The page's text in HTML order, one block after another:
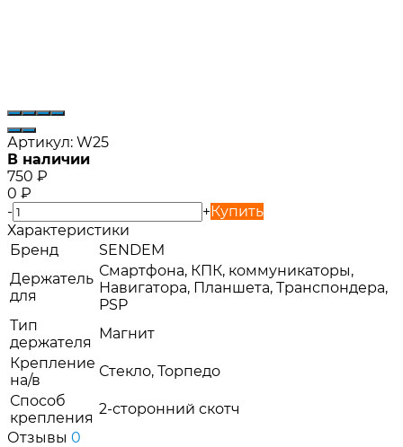
Артикул: W25
В наличии
750 ₽
0 ₽
-
+Купить
Характеристики
Бренд
SENDEM
Держатель
для
Смартфона, КПК, коммуникаторы,
Навигатора, Планшета, Транспондера,
PSP
Тип
держателя
Магнит
Крепление
на/в
Стекло, Торпедо
Способ
крепления
2-сторонний скотч
Отзывы 0